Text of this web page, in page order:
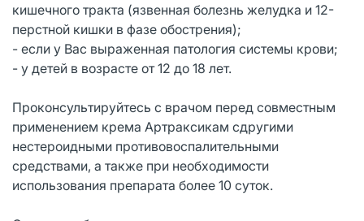
кишечного тракта (язвенная болезнь желудка и 12-
перстной кишки в фазе обострения);
- если у Вас выраженная патология системы крови;
- у детей в возрасте от 12 до 18 лет.
Проконсультируйтесь с врачом перед совместным
применением крема Артраксикам сдругими
нестероидными противовоспалительными
средствами, а также при необходимости
использования препарата более 10 суток.